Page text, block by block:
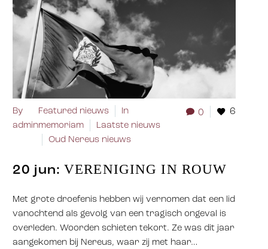
0 6
By
admin
Featured nieuws
In
memoriam
Laatste nieuws
Oud Nereus nieuws
20 jun: VERENIGING IN ROUW
Met grote droefenis hebben wij vernomen dat een lid
vanochtend als gevolg van een tragisch ongeval is
overleden. Woorden schieten tekort. Ze was dit jaar
aangekomen bij Nereus, waar zij met haar…